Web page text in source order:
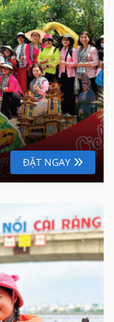
ĐẶT NGAY